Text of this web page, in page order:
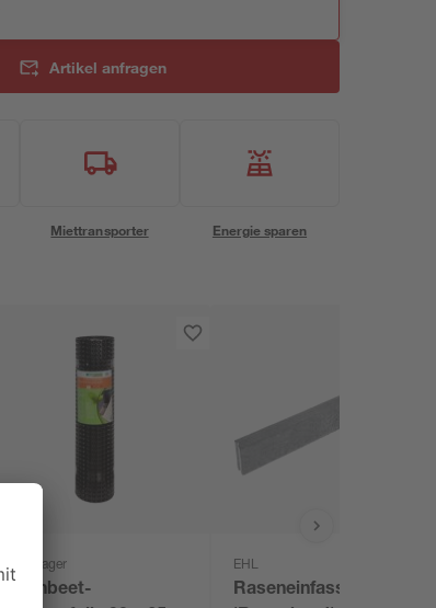
Artikel anfragen
Miettransporter Energie sparen
Windhager
Hochbeet-
EHL
Raseneinfassung